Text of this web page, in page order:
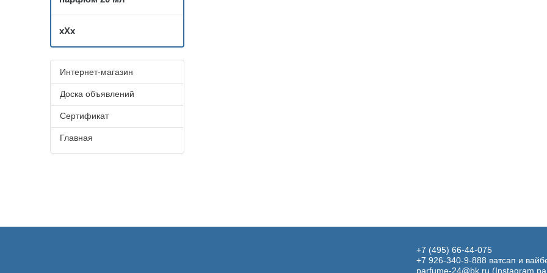
хХх
Интернет-магазин
Доска объявлений
Сертификат
Главная
+7 (495) 66-44-075
+7 926-340-9-888 ватсап и
parfume-24@bk.ru (Instagram